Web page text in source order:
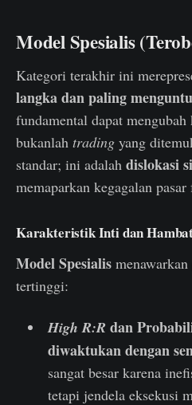
Model Spesialis
Kategori terakhir ini
langka dan paling
fundamental dapat mengubah
bukanlah trading yang
standar; ini adalah dislokasi
memaparkan kegagalan
Karakteristik Inti dan
Model Spesialis
tertinggi:
High R:R dan
diwaktukan dengan
sangat besar karena
tetapi jendela eksekusi